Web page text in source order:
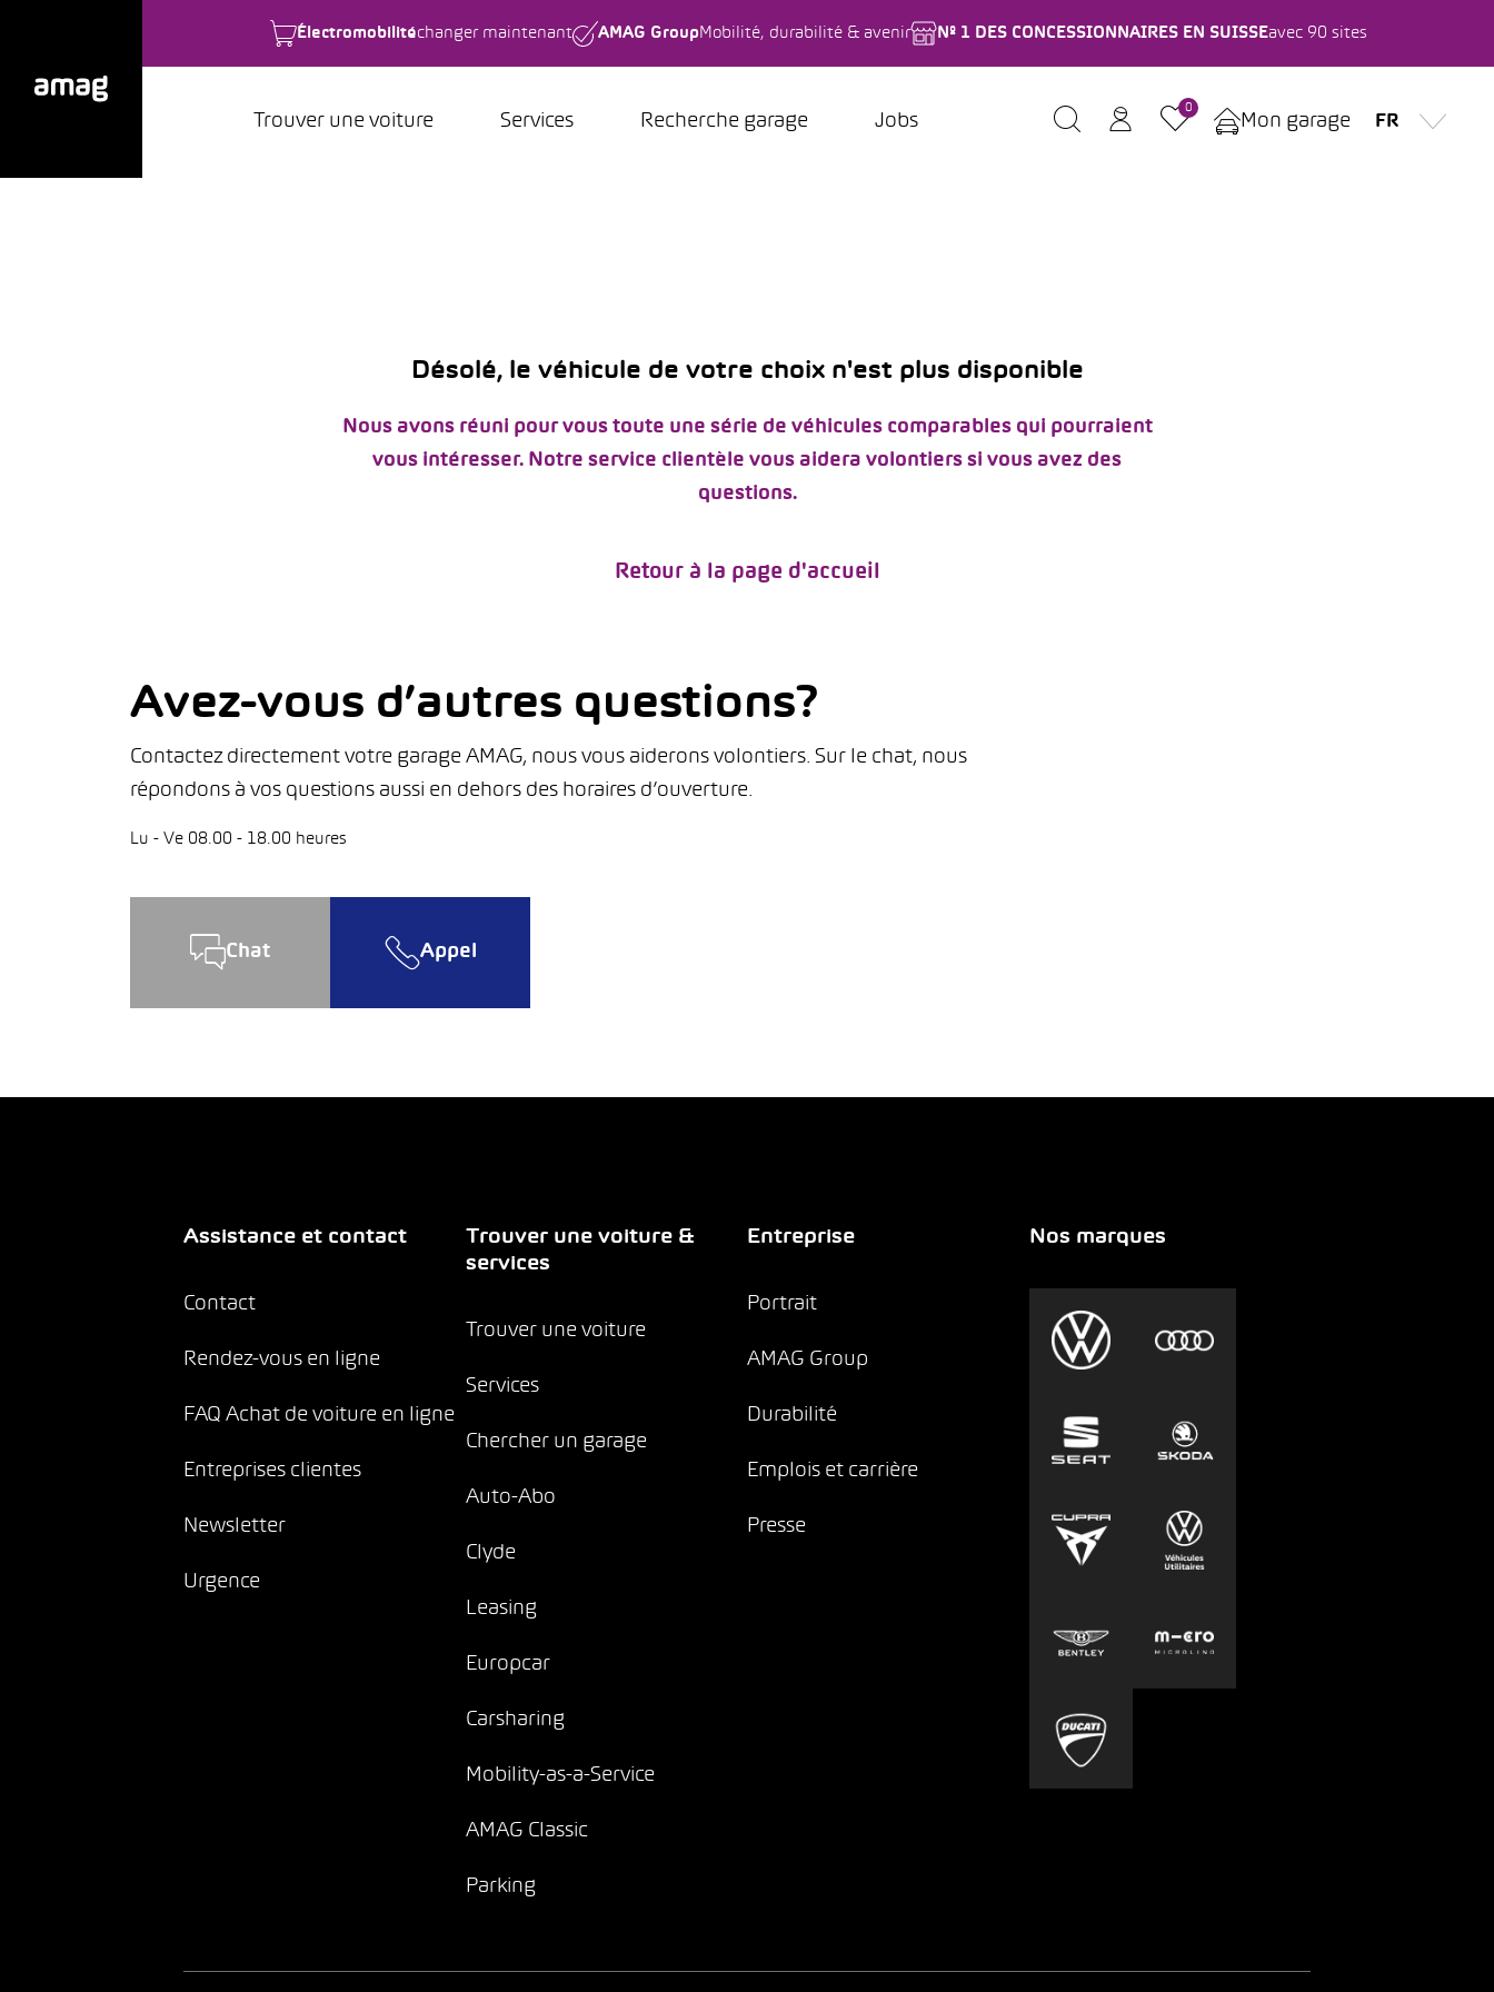
Électromobilitéchanger maintenant AMAG Group Mobilité, durabilité & avenir Nº 1 DES CONCESSIONNAIRES EN SUISSEavec 90 sites
Trouver une voiture Services Recherche garage Jobs
0
Mon garage FR
Désolé, le véhicule de votre choix n'est plus disponible
Nous avons réuni pour vous toute une série de véhicules comparables qui pourraient
vous intéresser. Notre service clientèle vous aidera volontiers si vous avez des
questions.
Retour à la page d'accueil
Avez-vous d’autres questions?
Contactez directement votre garage AMAG, nous vous aiderons volontiers. Sur le chat, nous
répondons à vos questions aussi en dehors des horaires d’ouverture.
Lu - Ve 08.00 - 18.00 heures
Chat Appel
Assistance et contact
Contact
Rendez-vous en ligne
FAQ Achat de voiture en ligne
Entreprises clientes
Newsletter
Urgence
Trouver une voiture &
services
Trouver une voiture
Services
Chercher un garage
Auto-Abo
Clyde
Leasing
Europcar
Carsharing
Mobility-as-a-Service
AMAG Classic
Parking
Entreprise
Portrait
AMAG Group
Durabilité
Emplois et carrière
Presse
Nos marques